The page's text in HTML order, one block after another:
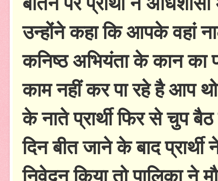
उन्होंने कहा कि आपके वहां
कनिष्ठ अभियंता के कान का
काम नहीं कर पा रहे है आप
के नाते प्रार्थी फिर से चुप
दिन बीत जाने के बाद